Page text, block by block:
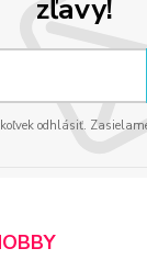
zľavy!
odhlásiť.